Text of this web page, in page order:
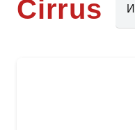
Cirrus